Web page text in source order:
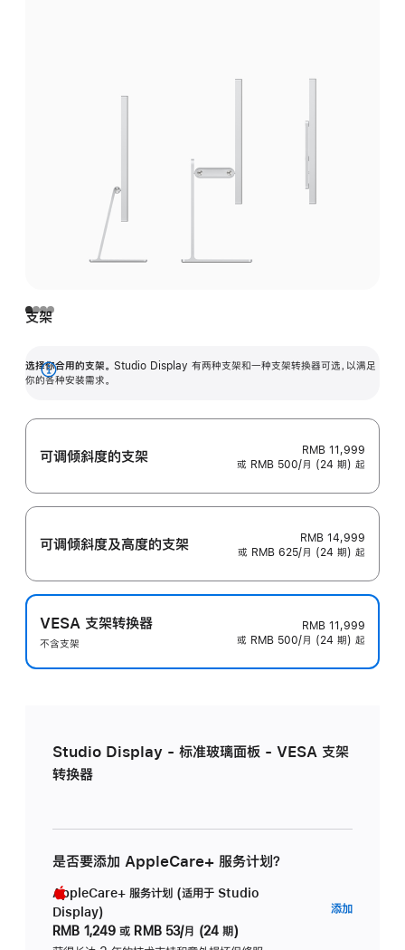
支架
选择你合用的支架。 Studio Display 有两种支架和一种支架转换器可选，以满足
你的各种安装需求。
展
可调倾斜度的支架
RMB 11,999
或 RMB 500/月 (24 期) 起
可调倾斜度及高‍度的支‍架
RMB 14,999
或 RMB 625/月 (24 期) 起
VESA 支架转换器
不含支架
RMB 11,999
或 RMB 500/月 (24 期) 起
Studio Display - 标准玻璃面板 - VESA 支架
转换器
是否要添加 AppleCare+ 服务计划？
AppleCare+ 服务计划 (适用于 Studio
Display)
RMB 1,249 或 RMB 53/月 (24 期)
添加